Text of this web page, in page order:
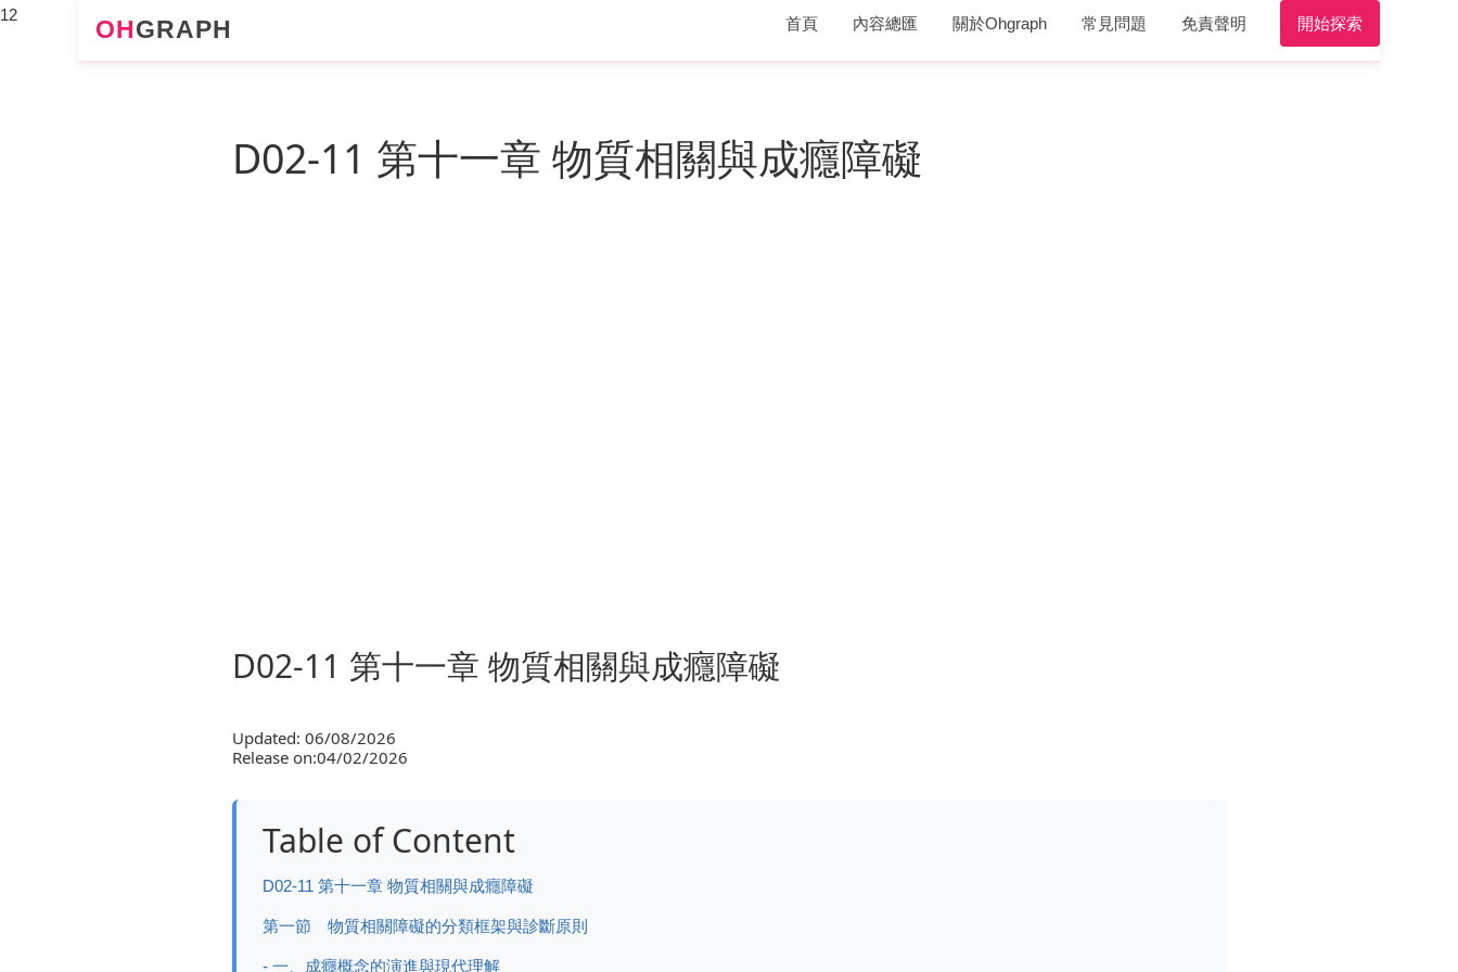
OHGRAPH 首頁 內容總匯 關於Ohgraph 常見問題 免責聲明 開始探索
12
D02-11 第十一章 物質相關與成癮障礙
D02-11 第十一章 物質相關與成癮障礙
Updated: 06/08/2026
Release on:04/02/2026
Table of Content
D02-11 第十一章 物質相關與成癮障礙
第一節 物質相關障礙的分類框架與診斷原則
- 一、成癮概念的演進與現代理解